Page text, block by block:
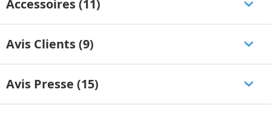
Accessoires (11)
Avis Clients (9)
Avis Presse (15)